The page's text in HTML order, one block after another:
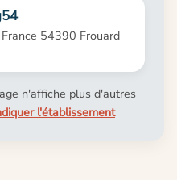
54390 Frouard
n'affiche plus d'autres
l'établissement